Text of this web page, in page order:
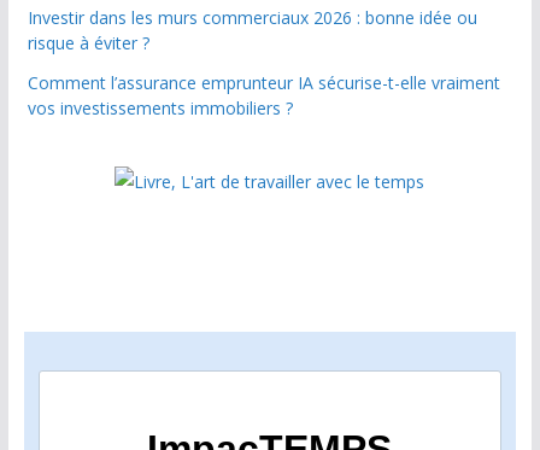
Investir dans les murs commerciaux 2026 : bonne idée ou
risque à éviter ?
Comment l’assurance emprunteur IA sécurise-t-elle vraiment
vos investissements immobiliers ?